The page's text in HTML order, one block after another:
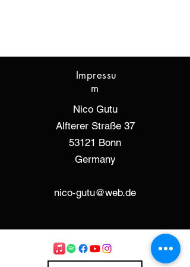
Impressu
m
Nico Gutu
Alfterer Straße 37
53121 Bonn
Germany
nico-gutu@web.de